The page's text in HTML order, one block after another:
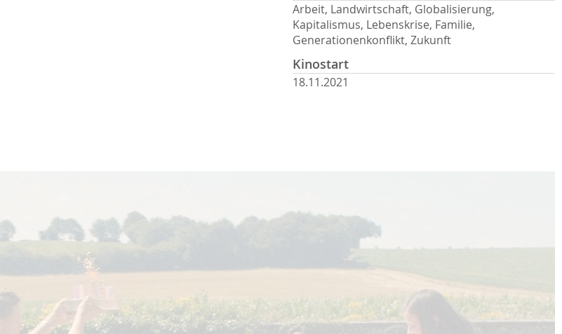
Arbeit, Landwirtschaft, Globalisierung,
Kapitalismus, Lebenskrise, Familie,
Generationenkonflikt, Zukunft
Kinostart
18.11.2021